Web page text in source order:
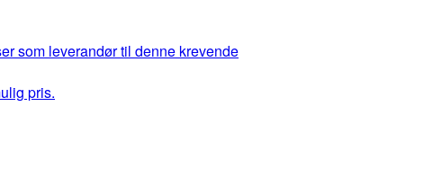
som leverandør til denne krevende
pris.